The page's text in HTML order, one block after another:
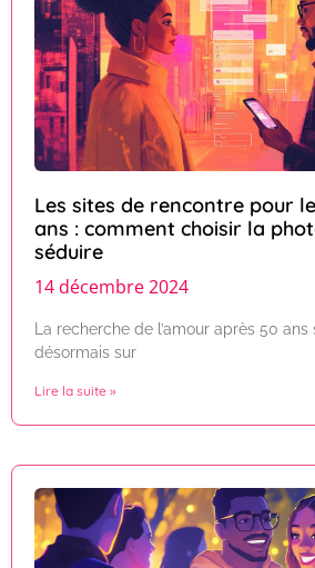
Les sites de rencontre pour
ans : comment choisir la
séduire
14 décembre 2024
La recherche de l’amour après 50 ans
désormais sur
Lire la suite »